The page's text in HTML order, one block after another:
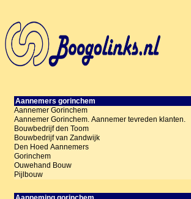
Aannemers gorinchem
Aannemer Gorinchem
Aannemer Gorinchem. Aannemer tevreden klanten.
Bouwbedrijf den Toom
Bouwbedrijf van Zandwijk
Den Hoed Aannemers
Gorinchem
Ouwehand Bouw
Pijlbouw